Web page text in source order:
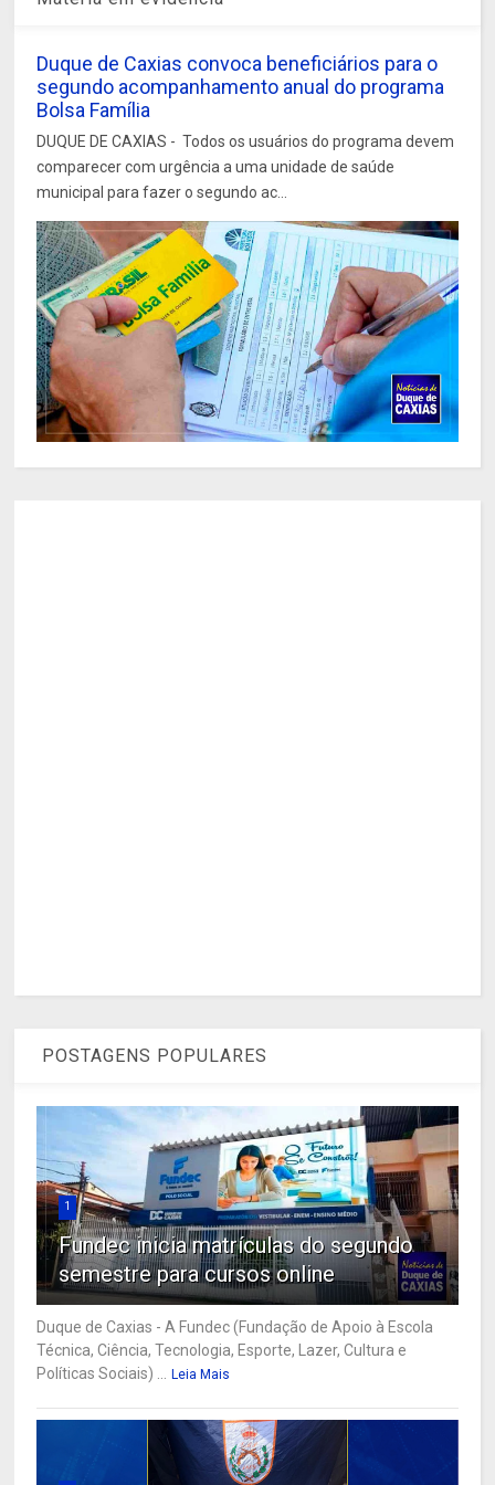
Duque de Caxias convoca beneficiários para o
segundo acompanhamento anual do programa
Bolsa Família
DUQUE DE CAXIAS - Todos os usuários do programa devem
comparecer com urgência a uma unidade de saúde
municipal para fazer o segundo ac...
POSTAGENS POPULARES
1
Fundec inicia matrículas do segundo
semestre para cursos online
Duque de Caxias - A Fundec (Fundação de Apoio à Escola
Técnica, Ciência, Tecnologia, Esporte, Lazer, Cultura e
Políticas Sociais) ...
Leia Mais